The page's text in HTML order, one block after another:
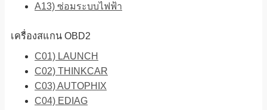
A13) ซ่อมระบบไฟฟ้า
เครื่องสแกน OBD2
C01) LAUNCH
C02) THINKCAR
C03) AUTOPHIX
C04) EDIAG